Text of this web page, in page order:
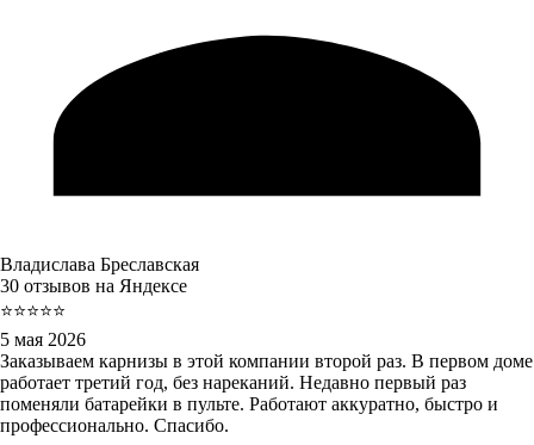
Владислава Бреславская
30 отзывов на Яндексе
⭐⭐⭐⭐⭐
5 мая 2026
Заказываем карнизы в этой компании второй раз. В первом доме
работает третий год, без нареканий. Недавно первый раз
поменяли батарейки в пульте. Работают аккуратно, быстро и
профессионально. Спасибо.